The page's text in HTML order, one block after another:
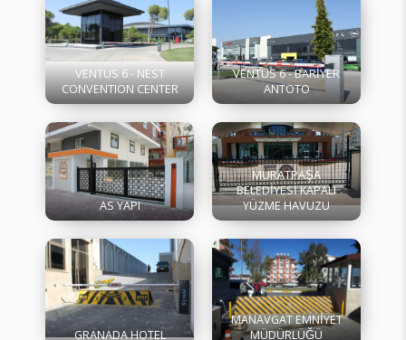
VENTUS 6 - NEST
CONVENTION CENTER
VENTUS 6 - BARİYER
ANTOTO
AS YAPI
MURATPAŞA
BELEDİYESİ KAPALI
YÜZME HAVUZU
GRANADA HOTEL
MANAVGAT EMNİYET
MÜDÜRLÜĞÜ